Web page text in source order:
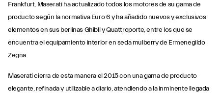
Frankfurt, Maserati ha actualizado todos los motores de su gama de
producto según la normativa Euro 6 y ha añadido nuevos y exclusivos
elementos en sus berlinas Ghibli y Quattroporte, entre los que se
encuentra el equipamiento interior en seda mulberry de Ermenegildo
Zegna.
Maserati cierra de esta manera el 2015 con una gama de producto
elegante, refinada y utilizable a diario, atendiendo a la inminente llegada